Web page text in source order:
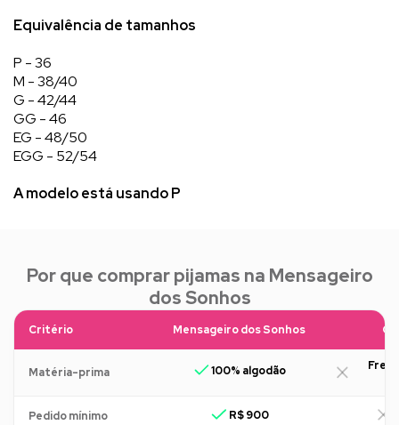
Equivalência de tamanhos
P - 36
M - 38/40
G - 42/44
GG - 46
EG - 48/50
EGG - 52/54
A modelo está usando P
Por que comprar pijamas na Mensageiro
dos Sonhos
Critério Mensageiro dos Sonhos
Matéria-prima 100% algodão
Pedido mínimo R$ 900